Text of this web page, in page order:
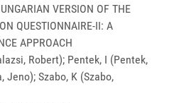
VERSION OF THE
QUESTIONNAIRE-II: A
APPROACH
Robert); Pentek, I (Pentek,
Jeno); Szabo, K (Szabo,